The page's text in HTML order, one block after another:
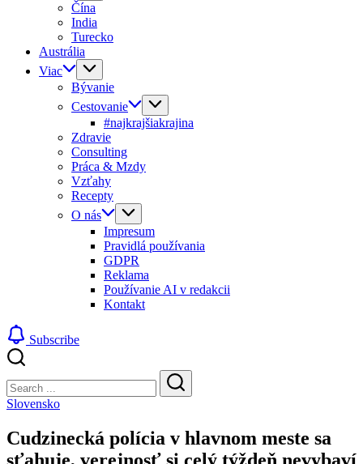
Čína
India
Turecko
Austrália
Viac
Bývanie
Cestovanie
#najkrajšiakrajina
Zdravie
Consulting
Práca & Mzdy
Vzťahy
Recepty
O nás
Impresum
Pravidlá používania
GDPR
Reklama
Používanie AI v redakcii
Kontakt
Subscribe
Search
Search
Slovensko
Cudzinecká polícia v hlavnom meste sa